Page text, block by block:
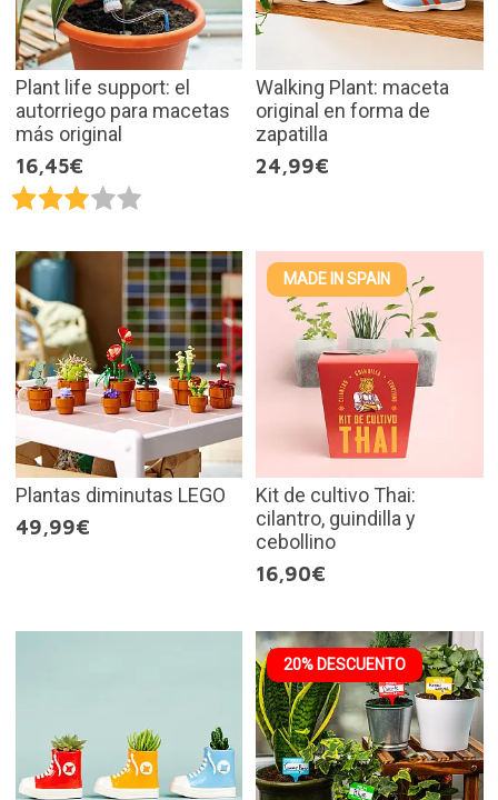
Plant life support: el
autorriego para macetas
más original
16,45€
Walking Plant: maceta
original en forma de
zapatilla
24,99€
Plantas diminutas LEGO
49,99€
MADE IN SPAIN
Kit de cultivo Thai:
cilantro, guindilla y
cebollino
16,90€
20% DESCUENTO